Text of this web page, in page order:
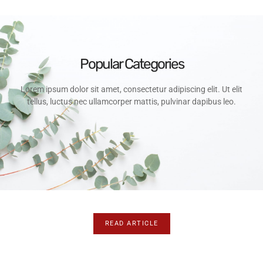
Popular Categories
Lorem ipsum dolor sit amet, consectetur adipiscing elit. Ut elit
tellus, luctus nec ullamcorper mattis, pulvinar dapibus leo.
READ ARTICLE